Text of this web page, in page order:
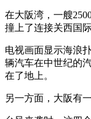
在大阪湾，一艘
撞上了连接关西国
电视画面显示海浪
辆汽车在中世纪的
在了地上。
另一方面，大阪有